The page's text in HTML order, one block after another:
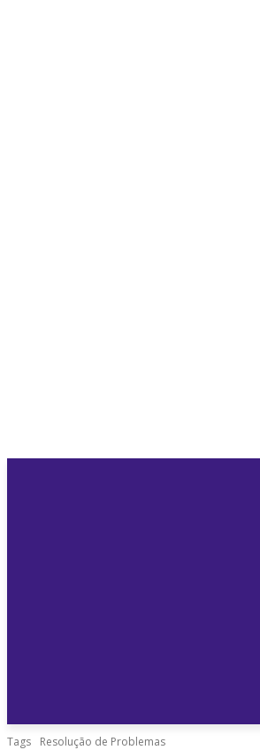
Tags Resolução de Problemas